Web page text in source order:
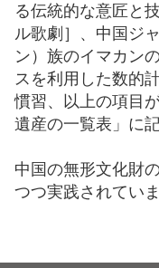
る伝統的な意匠と
ル歌劇］、中国ジ
ン）族のイマカン
スを利用した数的
慣習、以上の項目
遺産の一覧表」に
中国の無形文化財
つつ実践されていま